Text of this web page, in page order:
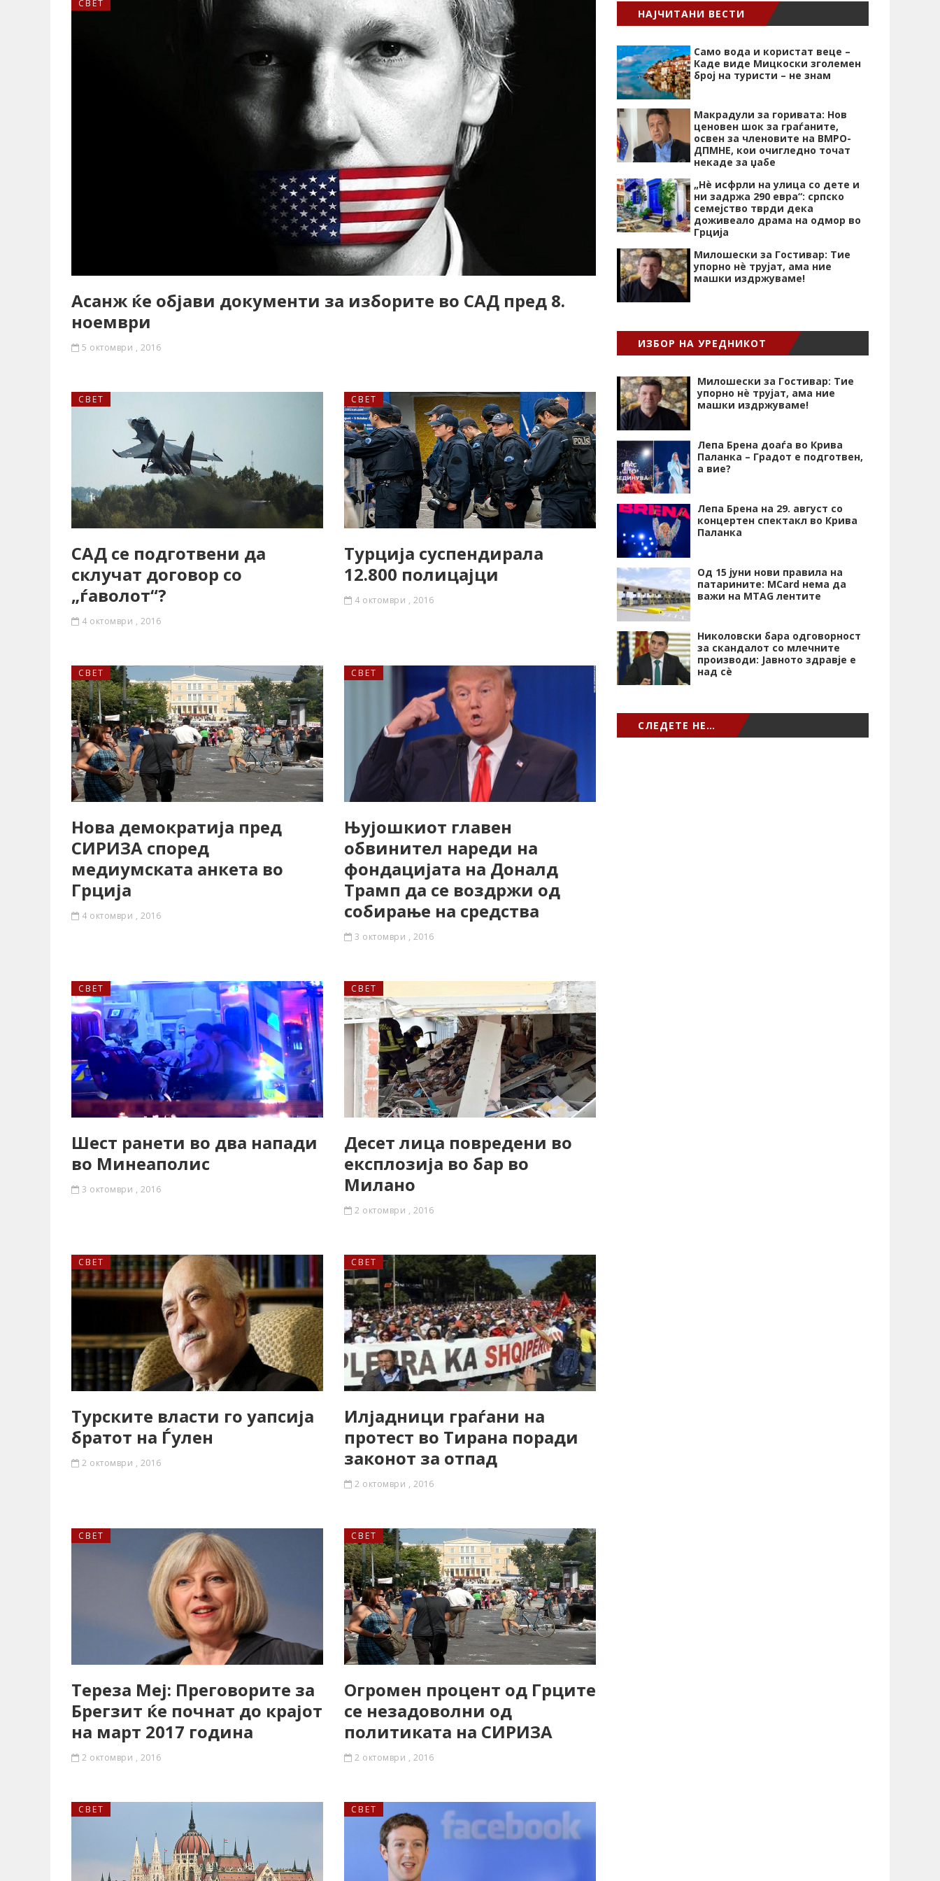
СВЕТ
Асанж ќе објави документи за изборите во САД пред 8.
ноември
5 октомври , 2016
СВЕТ
САД се подготвени да
склучат договор со
„ѓаволот“?
4 октомври , 2016
СВЕТ
Турција суспендирала
12.800 полицајци
4 октомври , 2016
СВЕТ
Нова демократија пред
СИРИЗА според
медиумската анкета во
Грција
4 октомври , 2016
СВЕТ
Њујошкиот главен
обвинител нареди на
фондaцијата на Доналд
Трамп да се вoздржи од
собирање на средства
3 октомври , 2016
СВЕТ
Шест ранети во два напади
во Минеаполис
3 октомври , 2016
СВЕТ
Десет лица повредени во
експлозија во бар во
Милано
2 октомври , 2016
СВЕТ
Турските власти го уапсија
братот на Ѓулен
2 октомври , 2016
СВЕТ
Илјадници граѓани на
протест во Тирана поради
законот за отпад
2 октомври , 2016
СВЕТ
Тереза Меј: Преговорите за
Брегзит ќе почнат до крајот
на март 2017 година
2 октомври , 2016
СВЕТ
Огромен процент од Грците
се незадоволни од
политиката на СИРИЗА
2 октомври , 2016
СВЕТ СВЕТ
НАЈЧИТАНИ ВЕСТИ
Само вода и користат веце –
Каде виде Мицкоски зголемен
број на туристи – не знам
Макрадули за горивата: Нов
ценовен шок за граѓаните,
освен за членовите на ВМРО-
ДПМНЕ, кои очигледно точат
некаде за џабе
„Нѐ исфрли на улица со дете и
ни задржа 290 евра“: српско
семејство тврди дека
доживеало драма на одмор во
Грција
Милошески за Гостивар: Тие
упорно нѐ трујат, ама ние
машки издржуваме!
ИЗБОР НА УРЕДНИКОТ
Милошески за Гостивар: Тие
упорно нѐ трујат, ама ние
машки издржуваме!
Лепа Брена доаѓа во Крива
Паланка – Градот е подготвен,
а вие?
Лепа Брена на 29. август со
концертен спектакл во Крива
Паланка
Од 15 јуни нови правила на
патарините: MCard нема да
важи на MTAG лентите
Николовски бара одговорност
за скандалот со млечните
производи: Јавното здравје е
над сѐ
СЛЕДЕТЕ НЕ…